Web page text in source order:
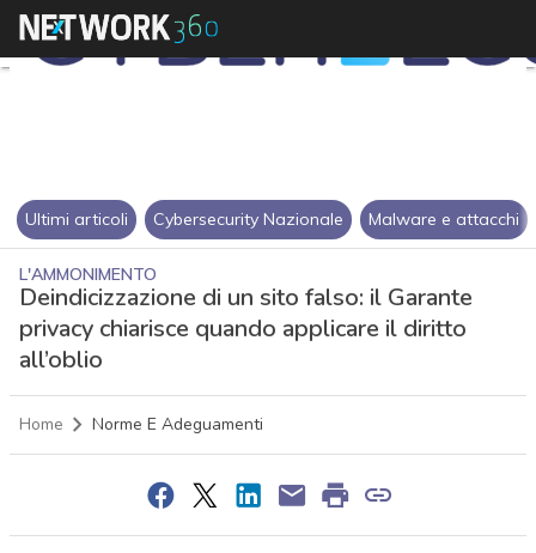
Ultimi articoli Cybersecurity Nazionale Malware e attacchi
L'AMMONIMENTO
Deindicizzazione di un sito falso: il Garante
privacy chiarisce quando applicare il diritto
all’oblio
Home Norme E Adeguamenti